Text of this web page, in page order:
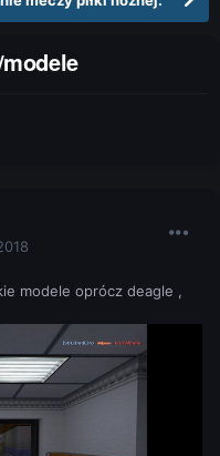
modele oprócz deagle ,